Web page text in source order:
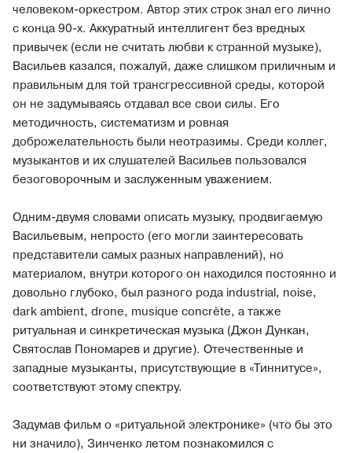
человеком-оркестром. Автор этих строк знал его лично
с конца 90-х. Аккуратный интеллигент без вредных
привычек (если не считать любви к странной музыке),
Васильев казался, пожалуй, даже слишком приличным и
правильным для той трансгрессивной среды, которой
он не задумываясь отдавал все свои силы. Его
методичность, систематизм и ровная
доброжелательность были неотразимы. Среди коллег,
музыкантов и их слушателей Васильев пользовался
безоговорочным и заслуженным уважением.
Одним-двумя словами описать музыку, продвигаемую
Васильевым, непросто (его могли заинтересовать
представители самых разных направлений), но
материалом, внутри которого он находился постоянно и
довольно глубоко, был разного рода industrial, noise,
dark ambient, drone, musique concrète, а также
ритуальная и синкретическая музыка (Джон Дункан,
Святослав Пономарев и другие). Отечественные и
западные музыканты, присутствующие в «Тиннитусе»,
соответствуют этому спектру.
Задумав фильм о «ритуальной электронике» (что бы это
ни значило), Зинченко летом познакомился с